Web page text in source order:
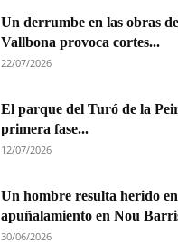
Un derrumbe en las obras
Vallbona provoca cortes...
22/07/2026
El parque del Turó de la
primera fase...
12/07/2026
Un hombre resulta herido
apuñalamiento en Nou
30/06/2026